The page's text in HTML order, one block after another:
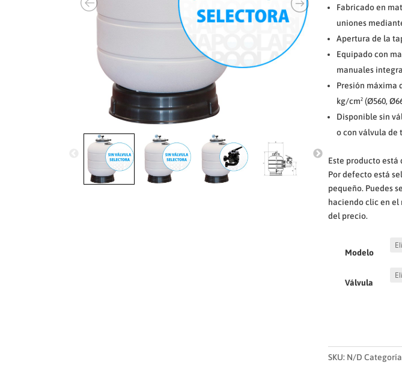
Fabricado en
uniones
Apertura de la
Equipado con
manuales
Presión máxima
kg/cm² (Ø560,
Disponible sin
o con válvula de
Este producto
Por defecto está
pequeño. Puedes
haciendo clic en
del precio.
Modelo
Válvula
SKU: N/D